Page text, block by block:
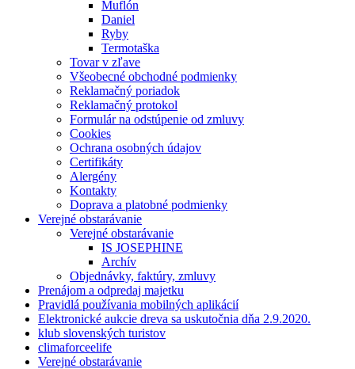
Muflón
Daniel
Ryby
Termotaška
Tovar v zľave
Všeobecné obchodné podmienky
Reklamačný poriadok
Reklamačný protokol
Formulár na odstúpenie od zmluvy
Cookies
Ochrana osobných údajov
Certifikáty
Alergény
Kontakty
Doprava a platobné podmienky
Verejné obstarávanie
Verejné obstarávanie
IS JOSEPHINE
Archív
Objednávky, faktúry, zmluvy
Prenájom a odpredaj majetku
Pravidlá používania mobilných aplikácií
Elektronické aukcie dreva sa uskutočnia dňa 2.9.2020.
klub slovenských turistov
climaforceelife
Verejné obstarávanie